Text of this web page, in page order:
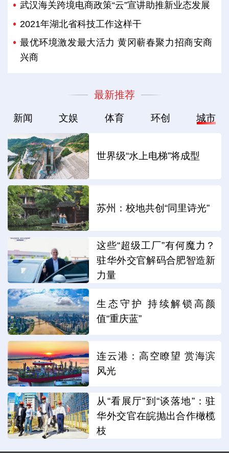
武汉海关跨境电商政策“云”宣讲助推新业态发展
2021年湖北省科技工作这样干
最优环境激发最大活力 黄冈蕲春聚力招商安商
兴商
最新推荐
新闻 文娱 体育 环创 城市
世界级“水上电梯”将成型
苏州：校地共创“同里诗光”
这些“超级工厂”有何魔力？
驻华外交官解码合肥智造新
力量
生态守护 持续解锁高颜
值“重庆蓝”
连云港：高空瞭望 赏海滨
风光
从“看展厅”到“谈落地”：驻
华外交官在皖抛出合作橄榄
枝